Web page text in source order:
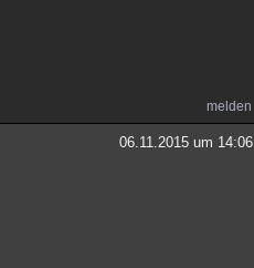
melden
06.11.2015 um 14:06